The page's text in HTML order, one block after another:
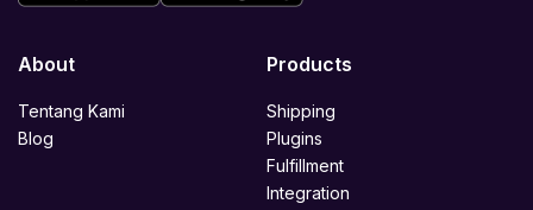
About
Tentang Kami
Blog
Products
Shipping
Plugins
Fulfillment
Integration